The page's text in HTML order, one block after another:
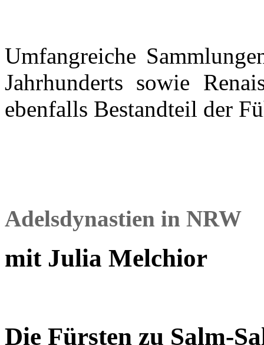
Umfangreiche
Jahrhunderts sowie
ebenfalls Bestandteil der
Adelsdynastien in NRW
mit Julia Melchior
Die Fürsten zu Salm-